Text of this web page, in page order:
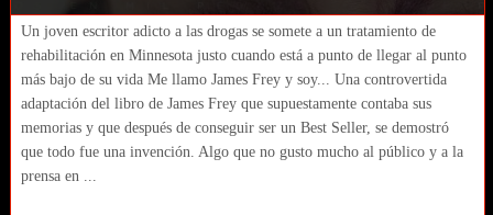
Un joven escritor adicto a las drogas se somete a un tratamiento de
rehabilitación en Minnesota justo cuando está a punto de llegar al punto
más bajo de su vida Me llamo James Frey y soy... Una controvertida
adaptación del libro de James Frey que supuestamente contaba sus
memorias y que después de conseguir ser un Best Seller, se demostró
que todo fue una invención. Algo que no gusto mucho al público y a la
prensa en ...